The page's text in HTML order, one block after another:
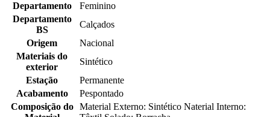
Departamento
Feminino
Departamento
BS
Calçados
Origem
Nacional
Materiais do
exterior
Sintético
Estação
Permanente
Acabamento
Pespontado
Composição do
Material Externo: Sintético Naterial Interno: